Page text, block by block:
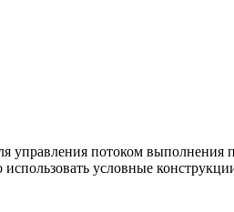
потоком выполнения
условные